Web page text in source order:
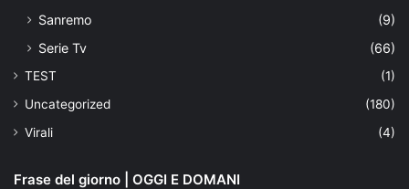
Sanremo
(9)
Serie Tv
(66)
TEST
(1)
Uncategorized
(180)
Virali
(4)
Frase del giorno | OGGI E DOMANI